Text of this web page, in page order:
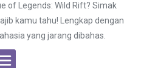
of Legends: Wild Rift? Simak
kamu tahu! Lengkap dengan
yang jarang dibahas.